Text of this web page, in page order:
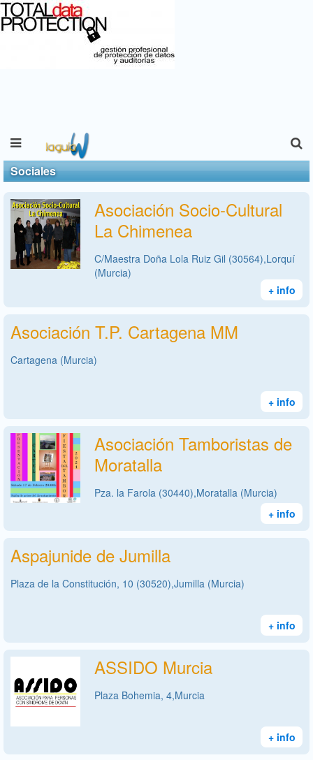
Sociales
Asociación Socio-Cultural
La Chimenea
C/Maestra Doña Lola Ruiz Gil (30564),Lorquí
(Murcia)
+ info
Asociación T.P. Cartagena MM
Cartagena (Murcia)
+ info
Asociación Tamboristas de
Moratalla
Pza. la Farola (30440),Moratalla (Murcia)
+ info
Aspajunide de Jumilla
Plaza de la Constitución, 10 (30520),Jumilla (Murcia)
+ info
ASSIDO Murcia
Plaza Bohemia, 4,Murcia
+ info